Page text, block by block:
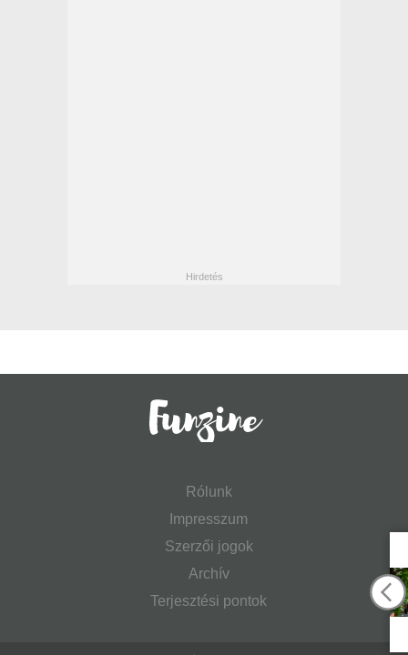
Rólunk
Impresszum
Szerzői jogok
Archív
Terjesztési pontok